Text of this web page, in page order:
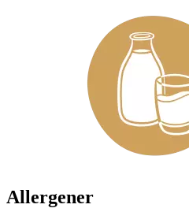
Allergener